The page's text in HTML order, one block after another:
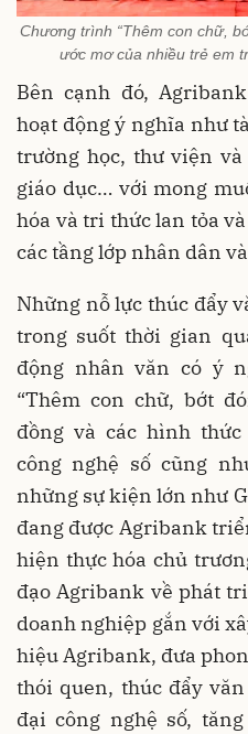
Chương trình “Thêm con chữ,
ước mơ của nhiều trẻ em
Bên cạnh đó,
hoạt động ý nghĩa như
trường học, thư viện
giáo dục… với mong
hóa và tri thức lan tỏa
các tầng lớp nhân dân
Những nỗ lực thúc đẩy
trong suốt thời gian
động nhân văn có ý
“Thêm con chữ, bớt
đồng và các hình
công nghệ số cũng
những sự kiện lớn như
đang được Agribank
hiện thực hóa chủ
đạo Agribank về phát
doanh nghiệp gắn với
hiệu Agribank, đưa
thói quen, thúc đẩy
đại công nghệ số,